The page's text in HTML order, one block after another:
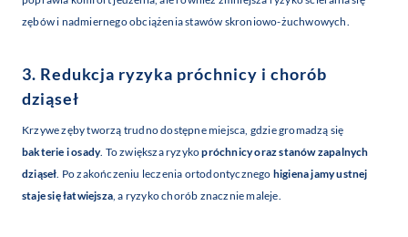
zębów i nadmiernego obciążenia stawów skroniowo-żuchwowych.
3. Redukcja ryzyka próchnicy i chorób
dziąseł
Krzywe zęby tworzą trudno dostępne miejsca, gdzie gromadzą się
bakterie i osady. To zwiększa ryzykopróchnicy oraz stanów zapalnych
dziąseł. Po zakończeniu leczenia ortodontycznego higiena jamy ustnej
staje się łatwiejsza, a ryzyko chorób znacznie maleje.